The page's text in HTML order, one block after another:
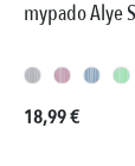
mypado Alye
Prezzo normale:
18,99 €